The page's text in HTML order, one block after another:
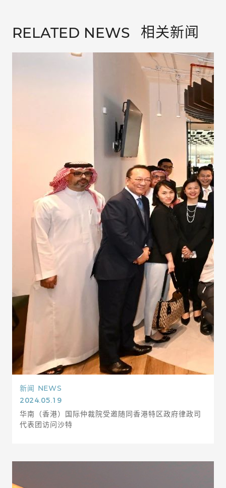
RELATED NEWS 相关新闻
新闻 NEWS
2024.05.19
华南（香港）国际仲裁院受邀随同香港特区政府律政司
代表团访问沙特